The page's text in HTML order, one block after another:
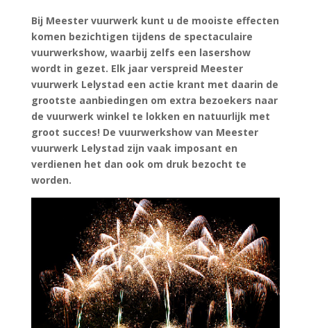
Bij Meester vuurwerk kunt u de mooiste effecten
komen bezichtigen tijdens de spectaculaire
vuurwerkshow, waarbij zelfs een lasershow
wordt in gezet. Elk jaar verspreid Meester
vuurwerk Lelystad een actie krant met daarin de
grootste aanbiedingen om extra bezoekers naar
de vuurwerk winkel te lokken en natuurlijk met
groot succes! De vuurwerkshow van Meester
vuurwerk Lelystad zijn vaak imposant en
verdienen het dan ook om druk bezocht te
worden.